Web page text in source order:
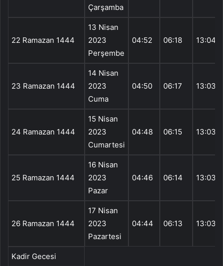
Çarşamba
22 Ramazan 1444
13 Nisan
2023
Perşembe
04:52 06:18 13:04
23 Ramazan 1444
14 Nisan
2023
Cuma
04:50 06:17 13:03
24 Ramazan 1444
15 Nisan
2023
Cumartesi
04:48 06:15 13:03
25 Ramazan 1444
16 Nisan
2023
Pazar
04:46 06:14 13:03
26 Ramazan 1444
17 Nisan
2023
Pazartesi
04:44 06:13 13:03
Kadir Gecesi